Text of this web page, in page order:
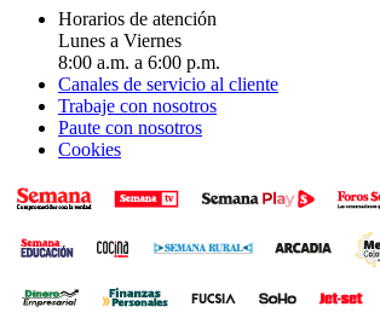
Horarios de atención
Lunes a Viernes
8:00 a.m. a 6:00 p.m.
Canales de servicio al cliente
Trabaje con nosotros
Paute con nosotros
Cookies